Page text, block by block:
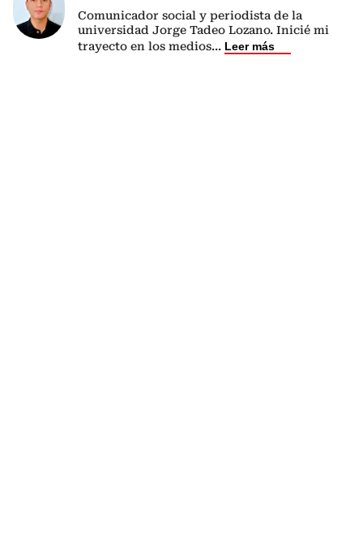
Comunicador social y periodista de la
universidad Jorge Tadeo Lozano. Inicié mi
trayecto en los medios... Leer más